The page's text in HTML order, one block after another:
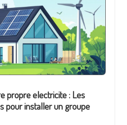
propre electricite : Les
pour installer un groupe